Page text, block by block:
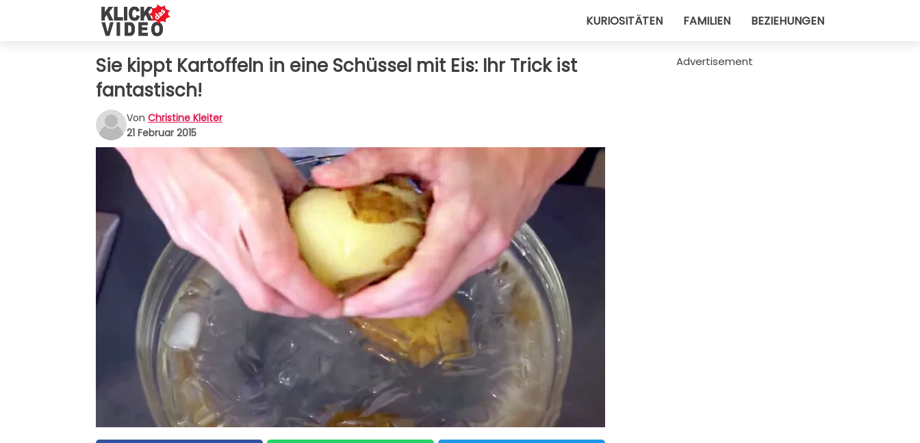
KURIOSITÄTEN FAMILIEN BEZIEHUNGEN
Sie kippt Kartoffeln in eine Schüssel mit Eis: Ihr Trick ist
fantastisch!
Von Christine Kleiter
21 Februar 2015
Advertisement